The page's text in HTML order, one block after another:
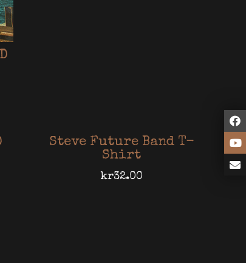
Steve Future Band T-
Shirt
kr32.00